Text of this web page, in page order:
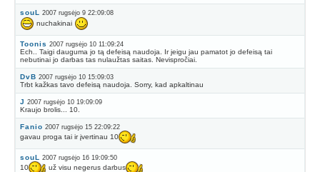
souL 2007 rugsėjo 9 22:09:08
nuchakinai
Toonis 2007 rugsėjo 10 11:09:24
Ech.. Taigi dauguma jo tą defeisą naudoja. Ir jeigu jau pamatot jo defeisą tai
nebutinai jo darbas tas nulaužtas saitas. Nevispročiai.
DvB 2007 rugsėjo 10 15:09:03
Trbt kažkas tavo defeisą naudoja. Sorry, kad apkaltinau
J 2007 rugsėjo 10 19:09:09
Kraujo brolis... 10.
Fanio 2007 rugsėjo 15 22:09:22
gavau proga tai ir įvertinau 10
souL 2007 rugsėjo 16 19:09:50
10 už visu negerus darbus